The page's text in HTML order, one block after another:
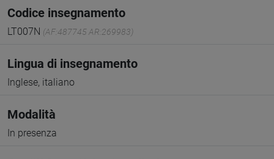
Codice insegnamento
LT007N (AF:487745 AR:269983)
Lingua di insegnamento
Inglese, italiano
Modalità
In presenza